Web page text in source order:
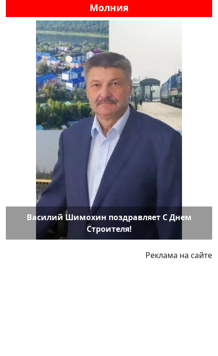
Молния
Василий Шимохин поздравляет С Днем
Строителя!
Реклама на сайте